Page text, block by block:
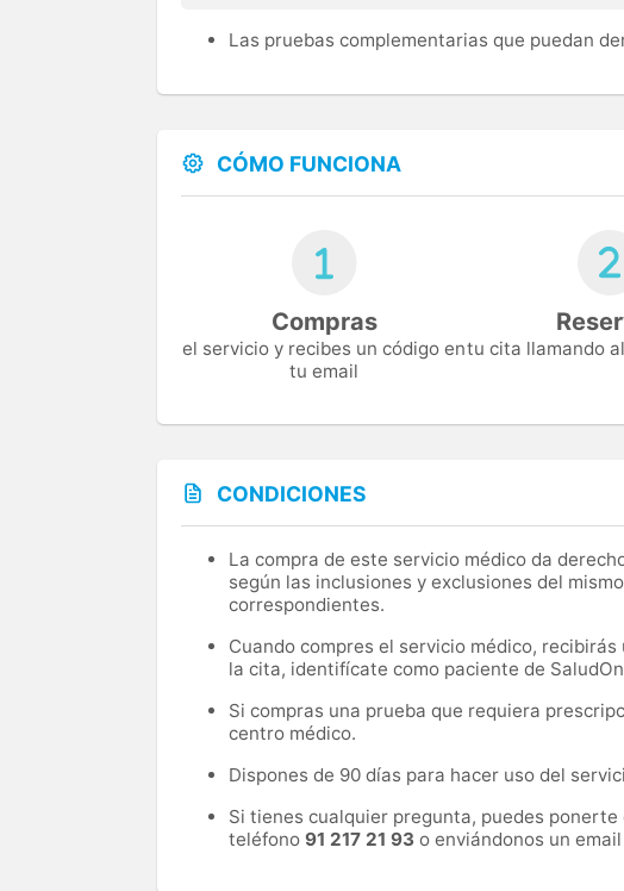
Las pruebas complementarias que puedan
CÓMO FUNCIONA
Compras
el servicio y recibes un código en
tu email
tu cita llamando
CONDICIONES
La compra de este servicio médico da
según las inclusiones y exclusiones del
correspondientes.
Cuando compres el servicio médico,
la cita, identifícate como paciente de
Si compras una prueba que requiera
centro médico.
Dispones de 90 días para hacer uso del
Si tienes cualquier pregunta, puedes
teléfono 91 217 21 93 o enviándonos un email